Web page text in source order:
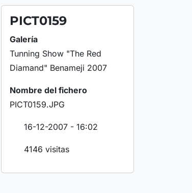
PICT0159
Galería
Tunning Show "The Red
Diamand" Benameji 2007
Nombre del fichero
PICT0159.JPG
16-12-2007 - 16:02
4146 visitas